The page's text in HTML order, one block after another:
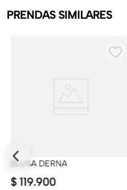
PRENDAS SIMILARES
BLUSA DERNA
$ 119.900